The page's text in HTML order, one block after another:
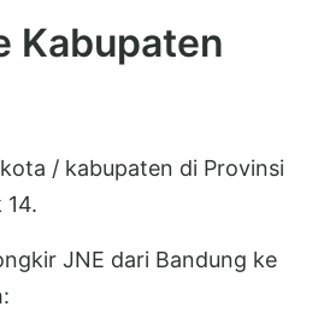
Kabupaten
/ kabupaten di Provinsi
14.
JNE dari Bandung ke